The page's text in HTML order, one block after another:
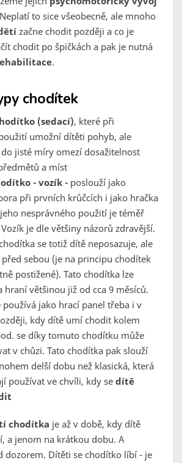
to sice všeobecně, ale mnoho
začne chodit později a co je
chodit po špičkách a pak je nutná
.
chodítek
(sedací), které při
umožní dítěti pohyb, ale
jisté míry omezí dosažitelnost
a míst
- vozík - poslouží jako
při prvních krůčcích i jako hračka
nesprávného použití je téměř
je dle většiny názorů zdravější.
se totiž dítě neposazuje, ale
sebou (je na principu chodítek
postižené). Tato chodítka lze
hraní většinou již od cca 9 měsíců.
používá jako hrací panel třeba i v
kdy dítě umí chodit kolem
se díky tomuto chodítku může
v chůzi. Tato chodítka pak slouží
delší dobu než klasická, která
používat ve chvíli, kdy se dítě
chodítka je až v době, kdy dítě
a jenom na krátkou dobu. A
dozorem. Dítěti se chodítko líbí - je